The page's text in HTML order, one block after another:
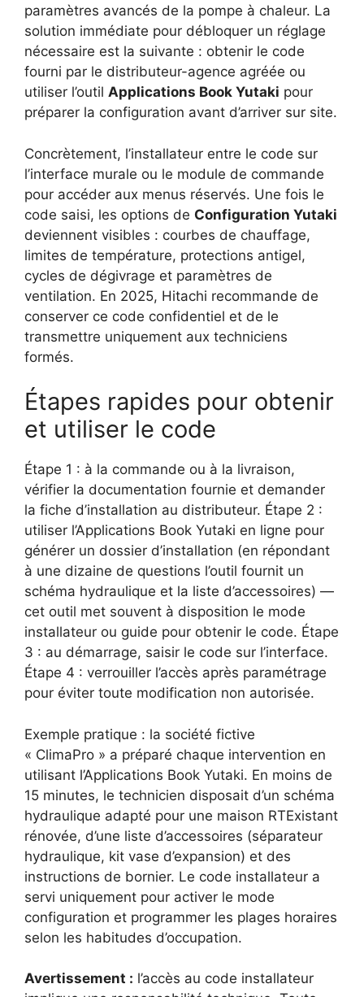
paramètres avancés de la pompe à chaleur. La
solution immédiate pour débloquer un réglage
nécessaire est la suivante : obtenir le code
fourni par le distributeur-agence agréée ou
utiliser l’outil Applications Book Yutaki pour
préparer la configuration avant d’arriver sur site.
Concrètement, l’installateur entre le code sur
l’interface murale ou le module de commande
pour accéder aux menus réservés. Une fois le
code saisi, les options de Configuration Yutaki
deviennent visibles : courbes de chauffage,
limites de température, protections antigel,
cycles de dégivrage et paramètres de
ventilation. En 2025, Hitachi recommande de
conserver ce code confidentiel et de le
transmettre uniquement aux techniciens
formés.
Étapes rapides pour obtenir
et utiliser le code
Étape 1 : à la commande ou à la livraison,
vérifier la documentation fournie et demander
la fiche d’installation au distributeur. Étape 2 :
utiliser l’Applications Book Yutaki en ligne pour
générer un dossier d’installation (en répondant
à une dizaine de questions l’outil fournit un
schéma hydraulique et la liste d’accessoires) —
cet outil met souvent à disposition le mode
installateur ou guide pour obtenir le code. Étape
3 : au démarrage, saisir le code sur l’interface.
Étape 4 : verrouiller l’accès après paramétrage
pour éviter toute modification non autorisée.
Exemple pratique : la société fictive
« ClimaPro » a préparé chaque intervention en
utilisant l’Applications Book Yutaki. En moins de
15 minutes, le technicien disposait d’un schéma
hydraulique adapté pour une maison RTExistant
rénovée, d’une liste d’accessoires (séparateur
hydraulique, kit vase d’expansion) et des
instructions de bornier. Le code installateur a
servi uniquement pour activer le mode
configuration et programmer les plages horaires
selon les habitudes d’occupation.
Avertissement : l’accès au code installateur